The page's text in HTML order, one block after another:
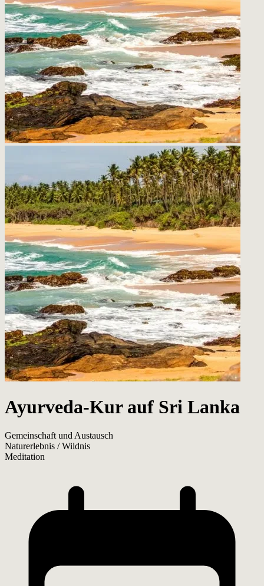
Ayurveda-Kur auf Sri Lanka
Gemeinschaft und Austausch
Naturerlebnis / Wildnis
Meditation